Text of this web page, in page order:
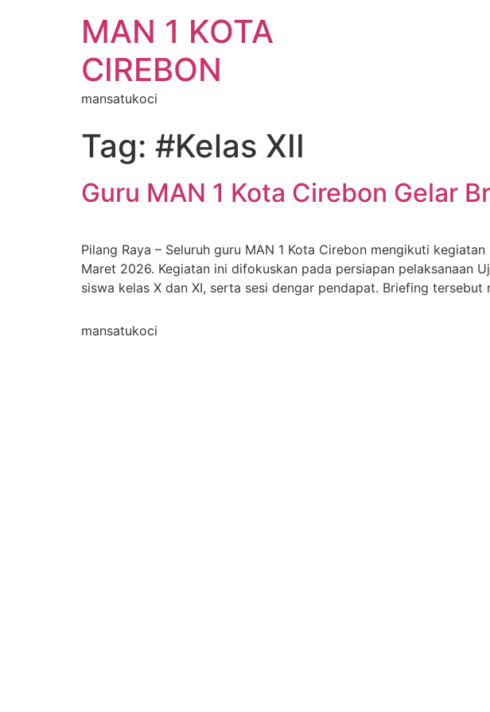
MAN 1 KOTA
CIREBON
mansatukoci
Tag: #Kelas XII
Guru MAN 1 Kota Cirebon Gelar
Pilang Raya – Seluruh guru MAN 1 Kota Cirebon mengikuti
Maret 2026. Kegiatan ini difokuskan pada persiapan pelaksanaan
siswa kelas X dan XI, serta sesi dengar pendapat. Briefing
mansatukoci